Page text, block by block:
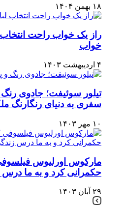
۱۸ بهمن ۱۴۰۴
راز یک خواب راحت
خواب
۴ اردیبهشت ۱۴۰۳
تیلور سوئیفت؛ جادوی
سفری به دنیای رنگارنگ
۱۰ مهر ۱۴۰۳
مارکوس اورلیوس
حکمرانی کرد و به ما درس
۲۹ آبان ۱۴۰۳